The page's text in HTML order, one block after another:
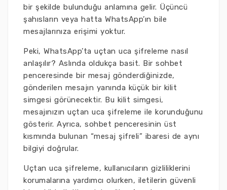
bir şekilde bulunduğu anlamına gelir. Üçüncü
şahısların veya hatta WhatsApp’ın bile
mesajlarınıza erişimi yoktur.
Peki, WhatsApp’ta uçtan uca şifreleme nasıl
anlaşılır? Aslında oldukça basit. Bir sohbet
penceresinde bir mesaj gönderdiğinizde,
gönderilen mesajın yanında küçük bir kilit
simgesi görünecektir. Bu kilit simgesi,
mesajınızın uçtan uca şifreleme ile korunduğunu
gösterir. Ayrıca, sohbet penceresinin üst
kısmında bulunan “mesaj şifreli” ibaresi de aynı
bilgiyi doğrular.
Uçtan uca şifreleme, kullanıcıların gizliliklerini
korumalarına yardımcı olurken, iletilerin güvenli